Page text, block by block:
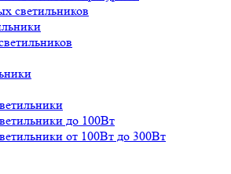
светильников
до 100Вт
от 100Вт до 300Вт